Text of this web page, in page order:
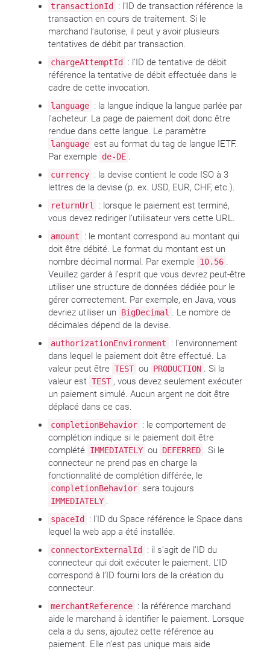
transactionId
: l’ID de transaction référence la
transaction en cours de traitement. Si le
marchand l’autorise, il peut y avoir plusieurs
tentatives de débit par transaction.
chargeAttemptId
: l’ID de tentative de débit
référence la tentative de débit effectuée dans le
cadre de cette invocation.
language : la langue indique la langue parlée par
l’acheteur. La page de paiement doit donc être
rendue dans cette langue. Le paramètre
language est au format du tag de langue IETF.
Par exemple de-DE .
currency : la devise contient le code ISO à 3
lettres de la devise (p. ex. USD, EUR, CHF, etc.).
returnUrl
: lorsque le paiement est terminé,
vous devez rediriger l’utilisateur vers cette URL.
amount
: le montant correspond au montant qui
doit être débité. Le format du montant est un
nombre décimal normal. Par exemple 10.56 .
Veuillez garder à l’esprit que vous devrez peut-être
utiliser une structure de données dédiée pour le
gérer correctement. Par exemple, en Java, vous
devriez utiliser un BigDecimal . Le nombre de
décimales dépend de la devise.
authorizationEnvironment
: l’environnement
dans lequel le paiement doit être effectué. La
valeur peut être TEST ou PRODUCTION . Si la
valeur est TEST , vous devez seulement exécuter
un paiement simulé. Aucun argent ne doit être
déplacé dans ce cas.
completionBehavior : le comportement de
complétion indique si le paiement doit être
complété IMMEDIATELY ou DEFERRED . Si le
connecteur ne prend pas en charge la
fonctionnalité de complétion différée, le
completionBehavior sera toujours
IMMEDIATELY .
spaceId
: l’ID du Space référence le Space dans
lequel la web app a été installée.
connectorExternalId
: il s’agit de l’ID du
connecteur qui doit exécuter le paiement. L’ID
correspond à l’ID fourni lors de la création du
connecteur.
merchantReference : la référence marchand
aide le marchand à identifier le paiement. Lorsque
cela a du sens, ajoutez cette référence au
paiement. Elle n’est pas unique mais aide